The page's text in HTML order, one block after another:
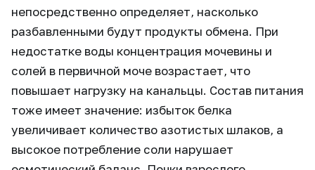
непосредственно определяет, насколько
разбавленными будут продукты обмена. При
недостатке воды концентрация мочевины и
солей в первичной моче возрастает, что
повышает нагрузку на канальцы. Состав питания
тоже имеет значение: избыток белка
увеличивает количество азотистых шлаков, а
высокое потребление соли нарушает